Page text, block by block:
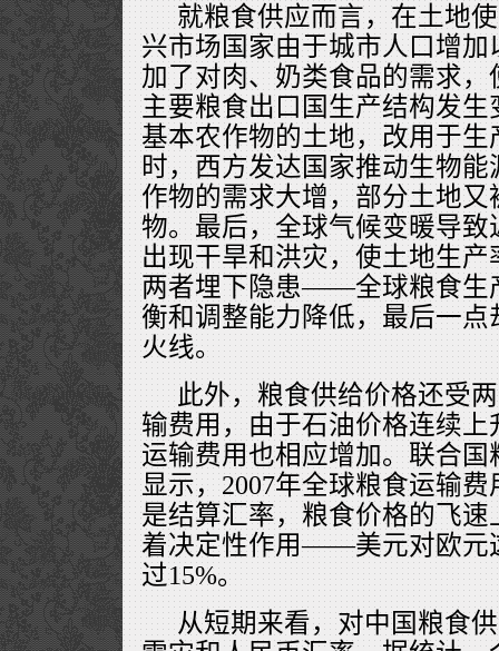
就粮食供应而言，在土地
兴市场国家由于城市人口增
加了对肉、奶类食品的需求
主要粮食出口国生产结构发
基本农作物的土地，改用于
时，西方发达国家推动生物
作物的需求大增，部分土地
物。最后，全球气候变暖导
出现干旱和洪灾，使土地生
两者埋下隐患——全球粮食生
衡和调整能力降低，最后一
火线。
此外，粮食供给价格还受
输费用，由于石油价格连续
运输费用也相应增加。联合国
显示，2007年全球粮食运输
是结算汇率，粮食价格的飞
着决定性作用——美元对欧元
过15%。
从短期来看，对中国粮食